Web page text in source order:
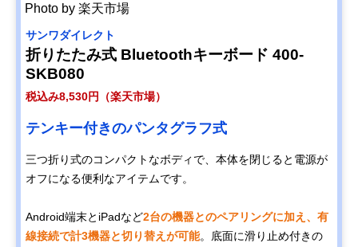
Photo by 楽天市場
サンワダイレクト
折りたたみ式 Bluetoothキーボード 400-
SKB080
税込み8,530円（楽天市場）
テンキー付きのパンタグラフ式
三つ折り式のコンパクトなボディで、本体を閉じると電源が
オフになる便利なアイテムです。
Android端末とiPadなど2台の機器とのペアリングに加え、有
線接続で計3機器と切り替えが可能。底面に滑り止め付きの